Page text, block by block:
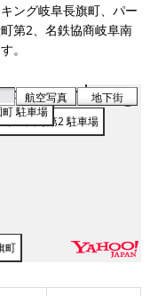
ング岐阜長旗町、パー
第2、名鉄協商岐阜南
。
阜金園町第2 駐車場
駐車場
町
名鉄協商パーキング 岐阜南殿
商岐阜南殿町 駐車場
航空写真 地下街